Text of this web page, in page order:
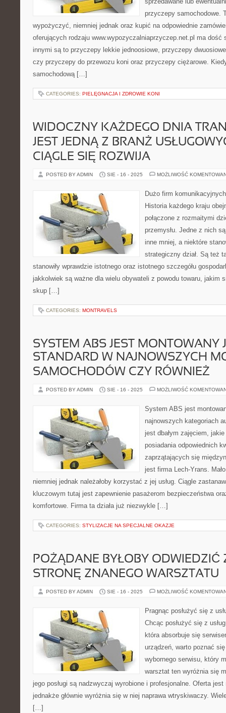
przyczepy samochodowe.
wypożyczyć, niemniej jednak oraz kupić na odpowiednie
oferujących rodzaju www.wypozyczalniaprzyczep.net.pl ma dość
innymi są to przyczepy lekkie jednoosiowe, przyczepy
czy przyczepy do przewozu koni oraz przyczepy ciężarowe.
samochodową […]
CATEGORIES: PIELĘGNACJA I ZDROWIE KONI
WIDOCZNY KAŻDEGO DNIA
JEST JEDNĄ Z BRANŻ
CIĄGLE SIĘ ROZWIJA
POSTED BY ADMIN SIE - 16 - 2025 MOŻLIWOŚĆ
Dużo firm
Historia każdego kraju
połączone z rozmaitymi
przemysłu. Jedne z nich
inne mniej, a niektóre
strategiczny dział. Są też
stanowiły wprawdzie istotnego oraz istotnego szczegółu
jakkolwiek są ważne dla wielu obywateli z powodu towaru, jakim
skup […]
CATEGORIES: MONTRAVELS
SYSTEM ABS JEST MONTOWANY
STANDARD W NAJNOWSZYCH
SAMOCHODÓW CZY RÓWNIEŻ
POSTED BY ADMIN SIE - 16 - 2025 MOŻLIWOŚĆ
System ABS jest
najnowszych kategoriach
jest dbałym zajęciem,
posiadania odpowiednich
zaprzątających się
jest firma Lech-Yrans.
niemniej jednak należałoby korzystać z jej usług. Ciągle
kluczowym tutaj jest zapewnienie pasażerom bezpieczeństwa
komfortowe. Firma ta działa już niezwykle […]
CATEGORIES: STYLIZACJE NA SPECJALNE OKAZJE
POŻĄDANE BYŁOBY ODWIEDZIĆ
STRONĘ ZNANEGO WARSZTATU
POSTED BY ADMIN SIE - 16 - 2025 MOŻLIWOŚĆ
Pragnąc posłużyć się z
Chcąc posłużyć się z
która absorbuje się
urządzeń, warto poznać
wybornego serwisu, który
warsztat ten wyróżnia się
jego posługi są nadzwyczaj wyrobione i profesjonalne. Oferta
jednakże głównie wyróżnia się w niej naprawa wtryskiwaczy.
[…]